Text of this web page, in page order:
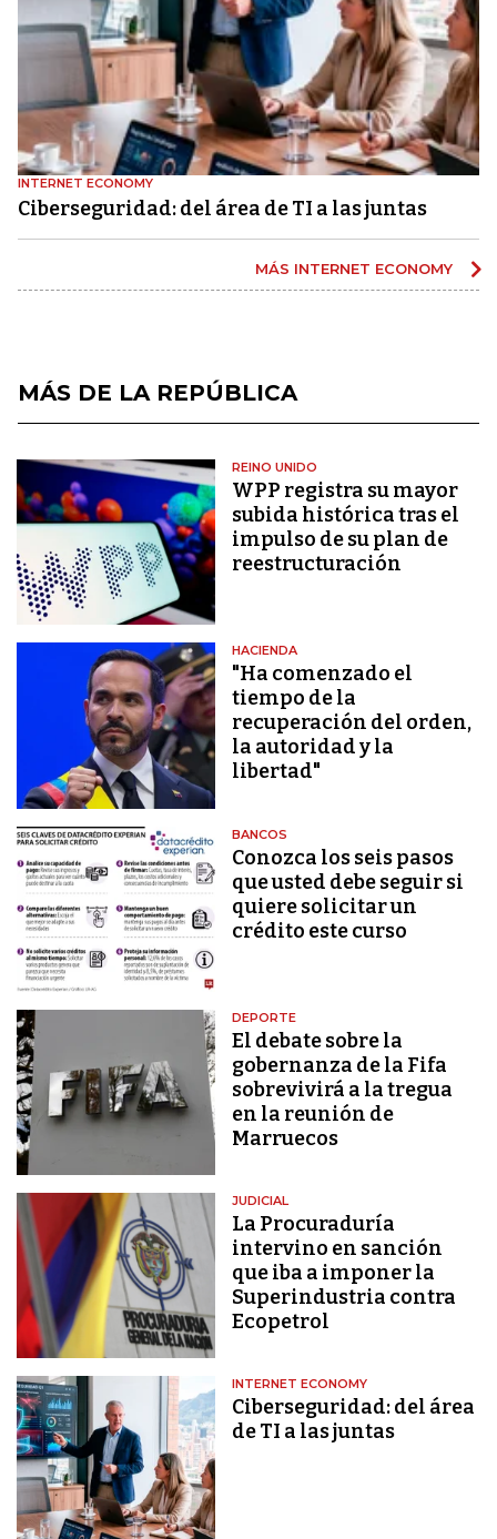
INTERNET ECONOMY
Ciberseguridad: del área de TI a las juntas
MÁS INTERNET ECONOMY
MÁS DE LA REPÚBLICA
REINO UNIDO
WPP registra su mayor
subida histórica tras el
impulso de su plan de
reestructuración
HACIENDA
"Ha comenzado el
tiempo de la
recuperación del orden,
la autoridad y la
libertad"
BANCOS
Conozca los seis pasos
que usted debe seguir si
quiere solicitar un
crédito este curso
DEPORTE
El debate sobre la
gobernanza de la Fifa
sobrevivirá a la tregua
en la reunión de
Marruecos
JUDICIAL
La Procuraduría
intervino en sanción
que iba a imponer la
Superindustria contra
Ecopetrol
INTERNET ECONOMY
Ciberseguridad: del área
de TI a las juntas